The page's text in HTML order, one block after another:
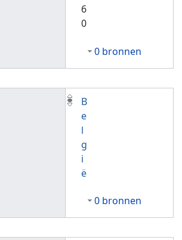
6
0
0 bronnen
B
e
l
g
i
ë
0 bronnen